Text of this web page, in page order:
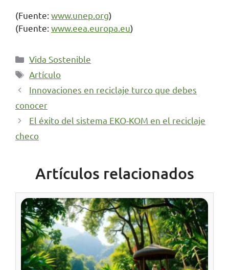
(Fuente: www.unep.org)
(Fuente: www.eea.europa.eu)
Categorías
Vida Sostenible
Etiquetas
Artículo
Innovaciones en reciclaje turco que debes
conocer
El éxito del sistema EKO-KOM en el reciclaje
checo
Artículos relacionados